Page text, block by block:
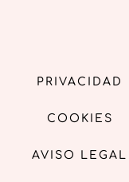
PRIVACIDAD
COOKIES
AVISO LEGAL